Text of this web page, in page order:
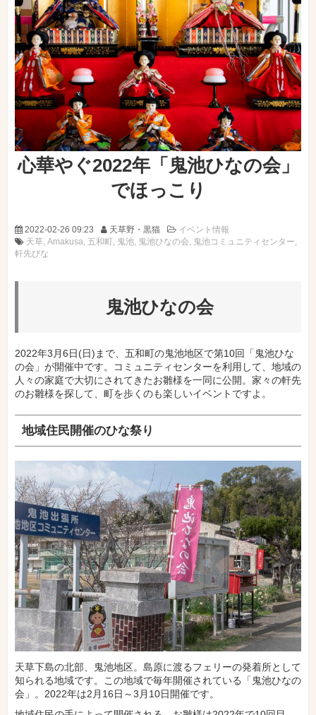
心華やぐ2022年「鬼池ひなの会」
でほっこり
2022-02-26 09:23 天草野・黒猫
イベント情報
天草 Amakusa 五和町 鬼池 鬼池ひなの会
鬼池コミュニティセンター
軒先びな
鬼池ひなの会
2022年3月6日(日)まで、五和町の鬼池地区で第10回「鬼池ひな
の会」が開催中です。コミュニティセンターを利用して、地域の
人々の家庭で大切にされてきたお雛様を一同に公開。家々の軒先
のお雛様を探して、町を歩くのも楽しいイベントですよ。
地域住民開催のひな祭り
天草下島の北部、鬼池地区。島原に渡るフェリーの発着所として
知られる地域です。この地域で毎年開催されている「鬼池ひなの
会」。2022年は2月16日～3月10日開催です。